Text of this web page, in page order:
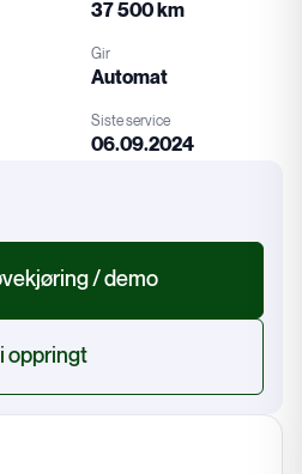
37 500 km
Gir
Automat
Siste service
06.09.2024
/ demo
oppringt